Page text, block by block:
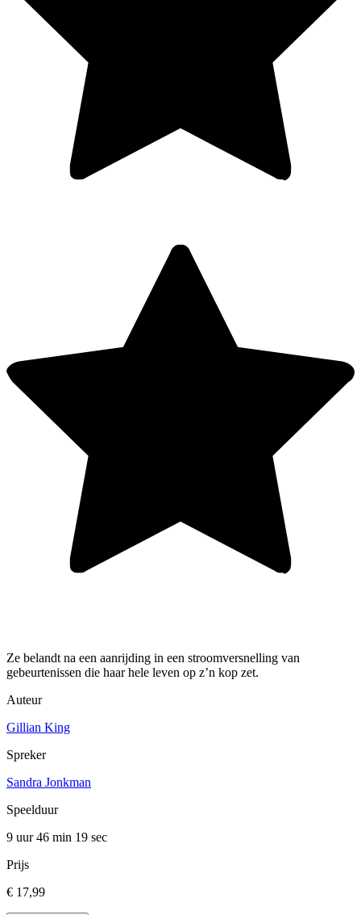
Ze belandt na een aanrijding in een stroomversnelling van
gebeurtenissen die haar hele leven op z’n kop zet.
Auteur
Gillian King
Spreker
Sandra Jonkman
Speelduur
9 uur 46 min 19 sec
Prijs
€ 17,99